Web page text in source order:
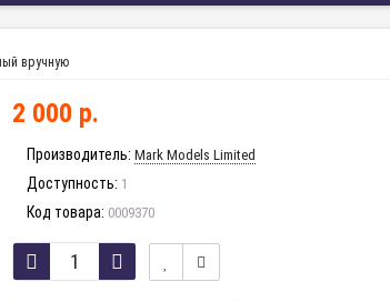
вручную
2 000 р.
Производитель: Mark Models Limited
Доступность: 1
Код товара: 0009370